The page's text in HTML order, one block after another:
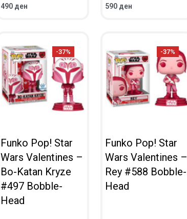
490 ден
ВО КОШНИЧКА
590 ден
ВО КОШНИЧКА
-37%
Funko Pop! Star
Wars Valentines –
Bo-Katan Kryze
#497 Bobble-
Head
-37%
Funko Pop! Star
Wars Valentines –
Rey #588 Bobble-
Head